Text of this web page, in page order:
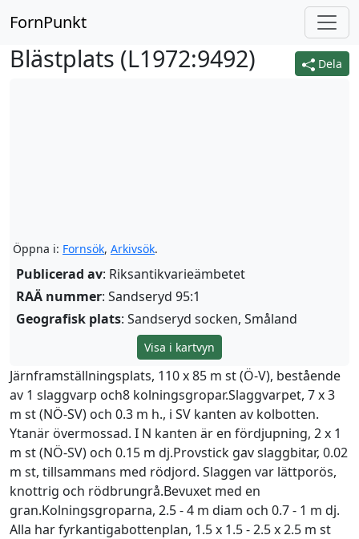
FornPunkt
Dela
Blästplats (L1972:9492)
Öppna i: Fornsök, Arkivsök.
Publicerad av: Riksantikvarieämbetet
RAÄ nummer: Sandseryd 95:1
Geografisk plats: Sandseryd socken, Småland
Visa i kartvyn
Järnframställningsplats, 110 x 85 m st (Ö-V), bestående
av 1 slaggvarp och8 kolningsgropar.Slaggvarpet, 7 x 3
m st (NÖ-SV) och 0.3 m h., i SV kanten av kolbotten.
Ytanär övermossad. I N kanten är en fördjupning, 2 x 1
m st (NÖ-SV) och 0.15 m dj.Provstick gav slaggbitar, 0.02
m st, tillsammans med rödjord. Slaggen var lättporös,
knottrig och rödbrungrå.Bevuxet med en
gran.Kolningsgroparna, 2.5 - 4 m diam och 0.7 - 1 m dj.
Alla har fyrkantigabottenplan, 1.5 x 1.5 - 2.5 x 2.5 m st